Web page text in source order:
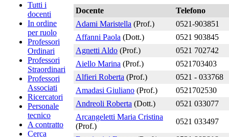
Tutti i
docenti
In ordine
per ruolo
Professori
Ordinari
Professori
Straordinari
Professori
Associati
Ricercatori
Personale
tecnico
A contratto
Cerca
Docente
Telefono
Adami Maristella (Prof.)
0521-903851
Affanni Paola (Dott.)
0521 903845
Agnetti Aldo (Prof.)
0521 702742
Aiello Marina (Prof.)
0521703403
Alfieri Roberta (Prof.)
0521 - 033768
Amadasi Giuliano (Prof.)
0521702530
Andreoli Roberta (Dott.)
0521 033077
Arcangeletti Maria Cristina
(Prof.)
0521 033497